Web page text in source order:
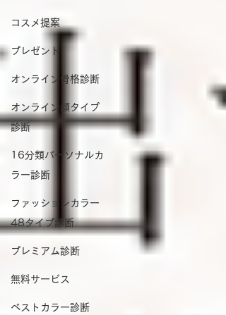
コスメ提案
プレゼント
オンライン骨格診断
オンライン顔タイプ
診断
16分類パーソナルカ
ラー診断
ファッションカラー
48タイプ診断
プレミアム診断
無料サービス
ベストカラー診断